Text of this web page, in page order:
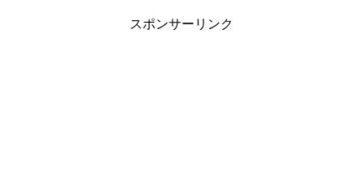
スポンサーリンク